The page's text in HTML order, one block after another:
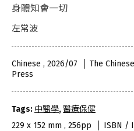
身體知會一切
左常波
Chinese , 2026/07
The
Press
Tags: 中醫學,醫療保健
229 x 152 mm , 256pp
ISBN /